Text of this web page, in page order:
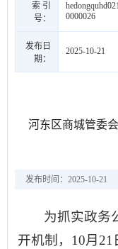
索 引
号：
0000026
发布日
期：
2025-10-21
河东区商城管委
发布时间：2025-10-21
为抓实政务
开机制，10月